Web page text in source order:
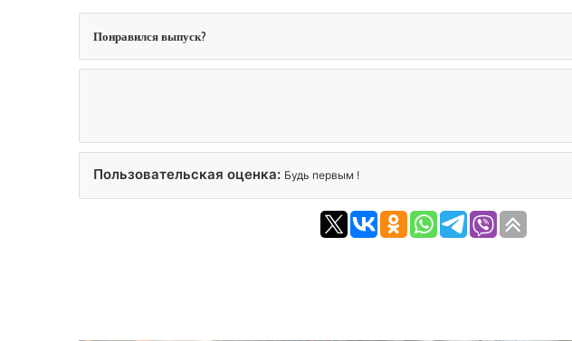
Понравился выпуск?
Пользовательская оценка: Будь первым !